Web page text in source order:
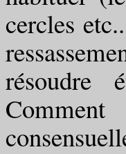
cercles
résoudre